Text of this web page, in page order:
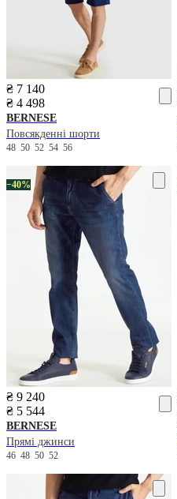
₴ 7 140
₴ 4 498
BERNESE
Повсякденні шорти
48 50 52 54 56
−40%
₴ 9 240
₴ 5 544
BERNESE
Прямі джинси
46 48 50 52